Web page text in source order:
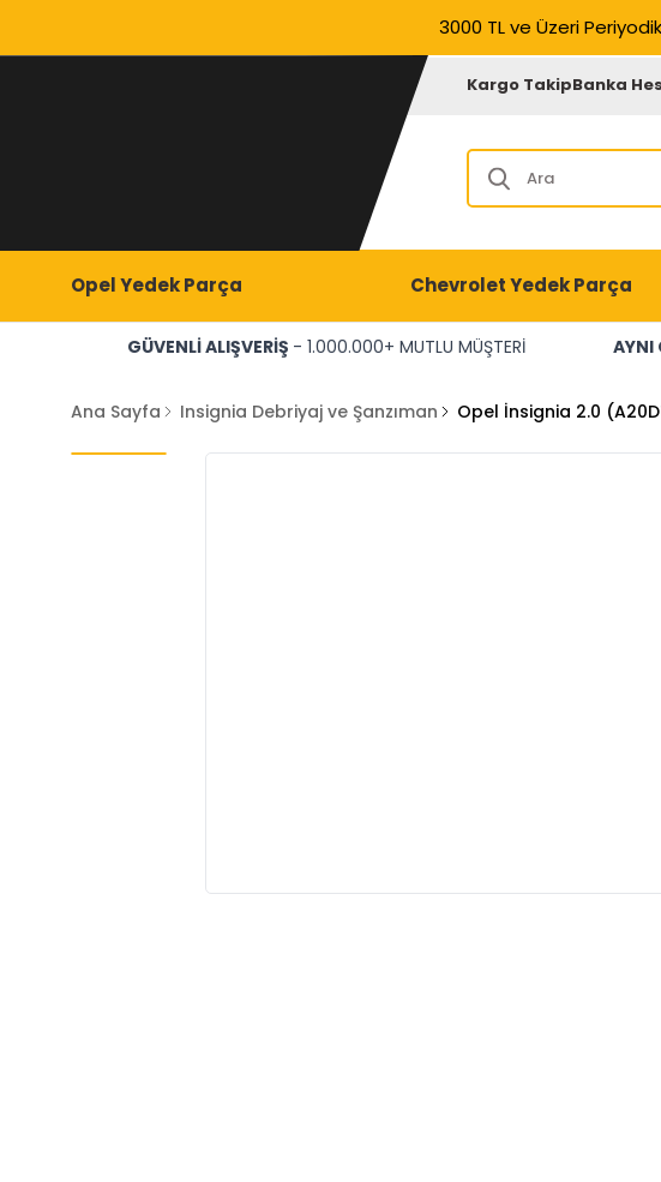
3000 TL ve Üzeri
Kargo TakipBanka
Opel Yedek Parça Chevrolet Yedek Parça
GÜVENLİ ALIŞVERİŞ - 1.000.000+ MUTLU MÜŞTERİ AYNI
Ana Sayfa Insignia Debriyaj ve Şanzıman Opel İnsignia 2.0